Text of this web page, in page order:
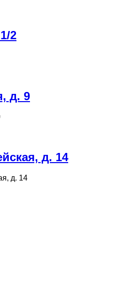
2
д. 9
д. 14
д. 14